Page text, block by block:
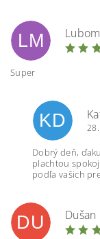
LM
Super
KD
Dobrý deň,
plachtou
podľa vašich
DU